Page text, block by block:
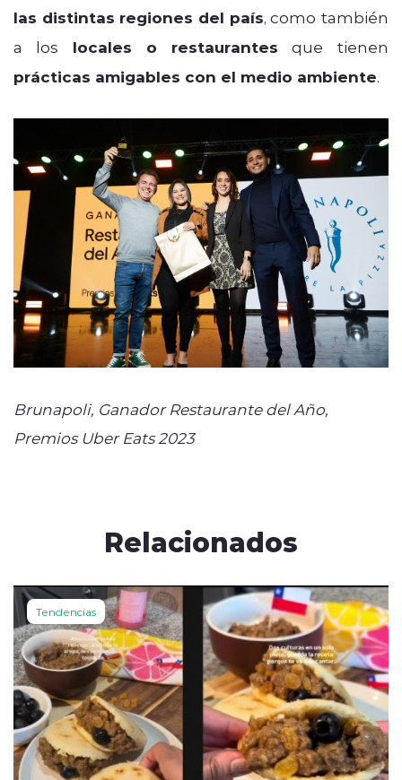
las distintas regiones del país, como también
a los locales o restaurantes que tienen
prácticas amigables con el medio ambiente.
Brunapoli, Ganador Restaurante del Año,
Premios Uber Eats 2023
Relacionados
Tendencias